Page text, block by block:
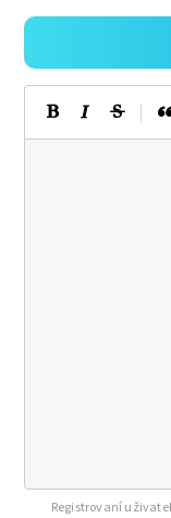
Registrovaní